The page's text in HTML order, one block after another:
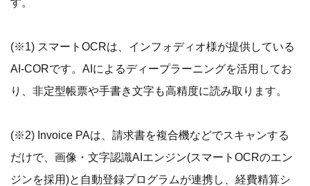
(※1) スマートOCRは、インフォディオ様が提供している
AI-CORです。AIによるディープラーニングを活用してお
り、非定型帳票や手書き文字も高精度に読み取ります。
(※2) Invoice PAは、請求書を複合機などでスキャンする
だけで、画像・文字認識AIエンジン(スマートOCRのエン
ジンを採用)と自動登録プログラムが連携し、経費精算シ